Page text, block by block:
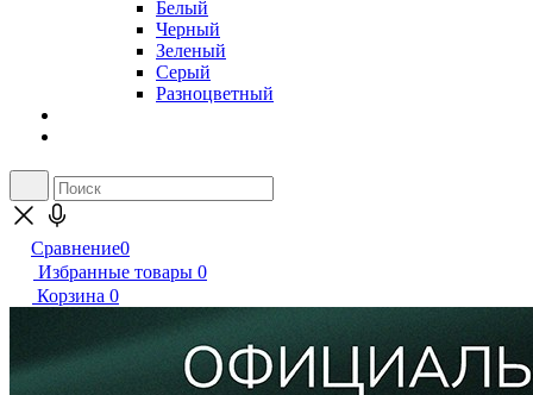
Белый
Черный
Зеленый
Серый
Разноцветный
Сравнение0
Избранные товары 0
Корзина 0